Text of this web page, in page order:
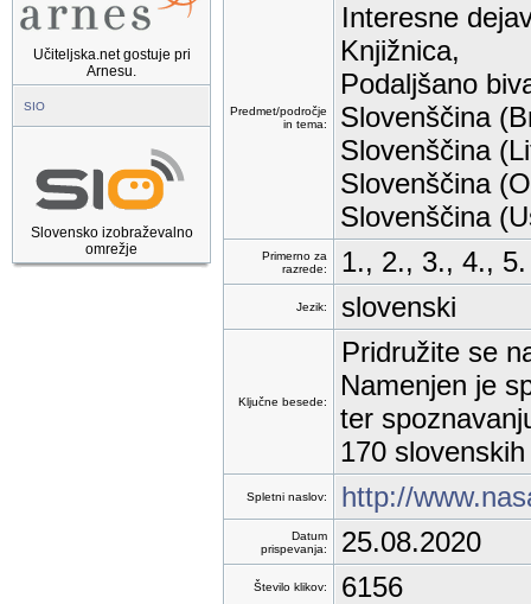
Učiteljska.net gostuje pri
Arnesu.
SIO
Slovensko izobraževalno
omrežje
Predmet/področje
in tema:
Interesne
Knjižnica,
Podaljšano
Slovenščina
Slovenščina
Slovenščina
Slovenščina
Primerno za
razrede:
1., 2., 3., 4., 5.
Jezik: slovenski
Ključne besede:
Pridružite se
Namenjen je
ter
170
Spletni naslov: http://
Datum
prispevanja:
25.08.2020
Število klikov: 6156